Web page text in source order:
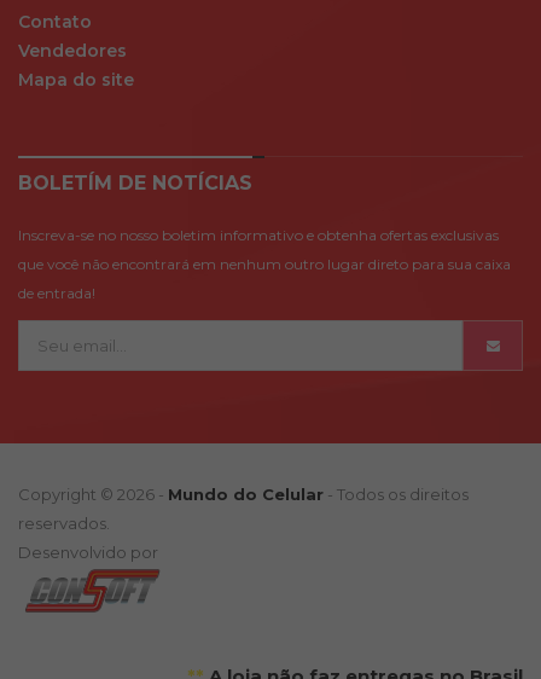
Contato
Vendedores
Mapa do site
BOLETÍM DE NOTÍCIAS
Inscreva-se no nosso boletim informativo e obtenha ofertas exclusivas
que você não encontrará em nenhum outro lugar direto para sua caixa
de entrada!
Copyright © 2026 - Mundo do Celular - Todos os direitos
reservados.
Desenvolvido por